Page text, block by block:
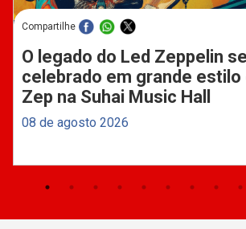
Compartilhe
O legado do Led Zeppelin
celebrado em grande
Zep na Suhai Music Hall
08 de agosto 2026